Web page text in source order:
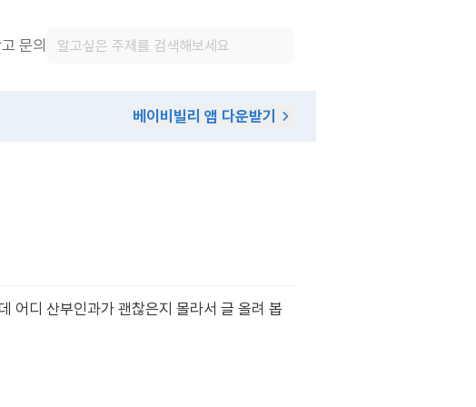
문의
베이비빌리 앱 다운받기
어디 산부인과가 괜찮은지 몰라서 글 올려 봅